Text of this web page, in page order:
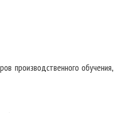
производственного обучения,